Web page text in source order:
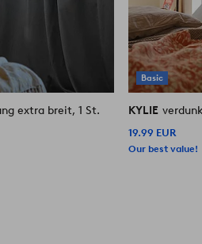
extra breit, 1 St.
Basic
KYLIE
19.99 EUR
Our best value!